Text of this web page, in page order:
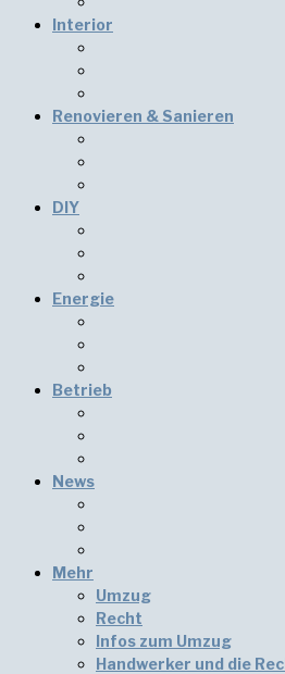
Interior
Renovieren & Sanieren
DIY
Energie
Betrieb
News
Mehr
Umzug
Recht
Infos zum Umzug
Handwerker und die